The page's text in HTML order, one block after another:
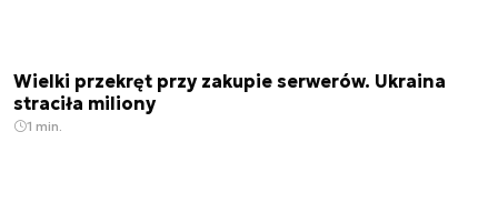
Wielki przekręt przy zakupie serwerów. Ukraina
straciła miliony
1 min.